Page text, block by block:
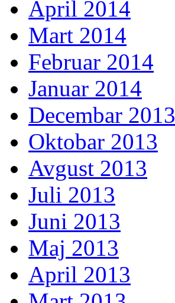
April 2014
Mart 2014
Februar 2014
Januar 2014
Decembar 2013
Oktobar 2013
Avgust 2013
Juli 2013
Juni 2013
Maj 2013
April 2013